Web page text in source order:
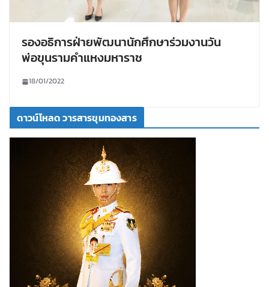
รองอธิการฝ่ายพัฒนานักศึกษาร่วมงานวัน
พ่อขุนรามคำแหงมหาราช
18/01/2022
ดาวน์โหลด วารสารขุมทองสาร